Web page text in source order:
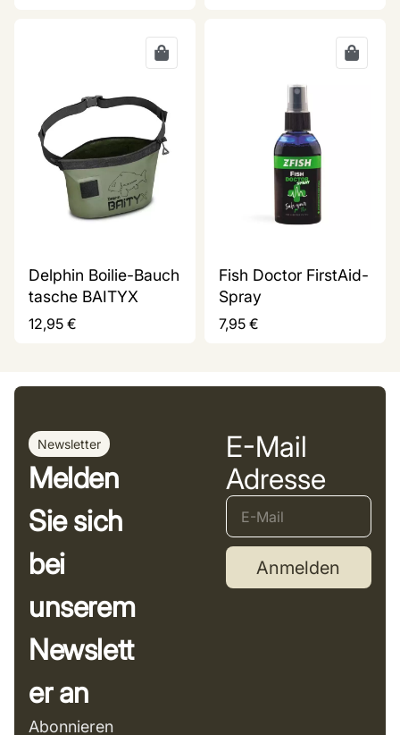
Delphin Boilie-Bauch
tasche BAITYX
12,95 €
Fish Doctor FirstAid-
Spray
7,95 €
Newsletter
Melden
Sie sich
bei
unserem
Newslett
er an
Abonnieren
E-Mail
Adresse
Anmelden